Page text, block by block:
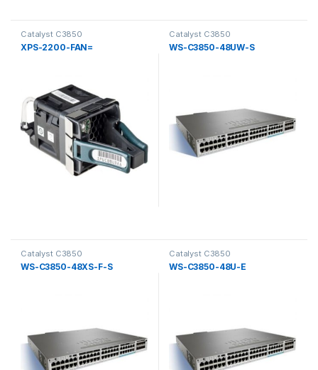
Catalyst C3850
XPS-2200-FAN=
Catalyst C3850
WS-C3850-48UW-S
Catalyst C3850
WS-C3850-48XS-F-S
Catalyst C3850
WS-C3850-48U-E